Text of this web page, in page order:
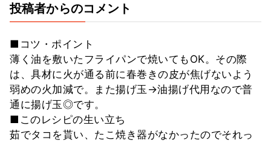
投稿者からのコメント
■コツ・ポイント
薄く油を敷いたフライパンで焼いてもOK。その際
は、具材に火が通る前に春巻きの皮が焦げないよう
弱めの火加減で。また揚げ玉→油揚げ代用なので普
通に揚げ玉◎です。
■このレシピの生い立ち
茹でタコを貰い、たこ焼き器がなかったのでそれっ